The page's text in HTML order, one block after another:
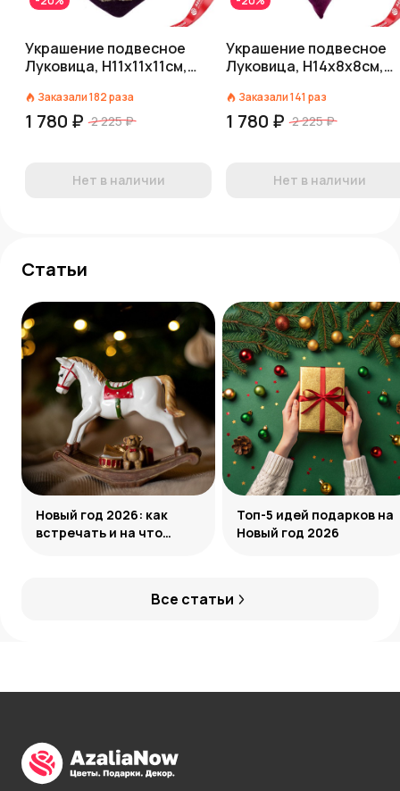
Украшение подвесное
Луковица, H11х11х11см,
Заказали182раза
1 780 ₽ 2 225 ₽
Нет в наличии
Украшение подвесное
Луковица, H14х8х8см,
Заказали141 раз
1 780 ₽ 2 225 ₽
Нет в наличии
Статьи
Все статьи
Новый год 2026: как
встречать и на что
Топ-5 идей подарков на
Новый год 2026